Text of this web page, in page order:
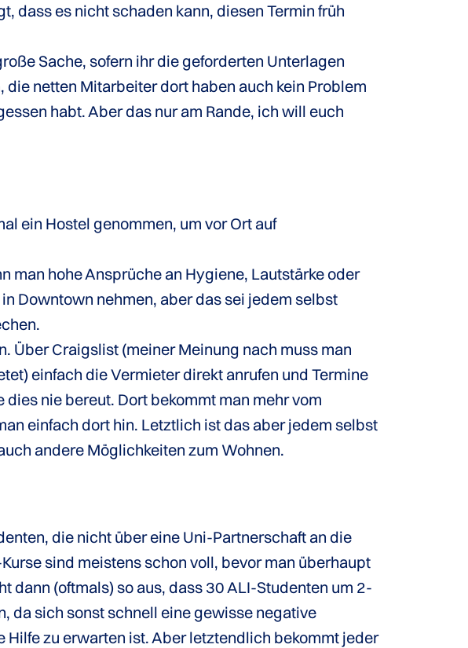
dass es nicht schaden kann, diesen Termin früh
Sache, sofern ihr die geforderten Unterlagen
netten Mitarbeiter dort haben auch kein Problem
habt. Aber das nur am Rande, ich will euch
ein Hostel genommen, um vor Ort auf
man hohe Ansprüche an Hygiene, Lautstärke oder
Downtown nehmen, aber das sei jedem selbst
Über Craigslist (meiner Meinung nach muss man
einfach die Vermieter direkt anrufen und Termine
nie bereut. Dort bekommt man mehr vom
einfach dort hin. Letztlich ist das aber jedem selbst
andere Möglichkeiten zum Wohnen.
die nicht über eine Uni-Partnerschaft an die
sind meistens schon voll, bevor man überhaupt
dann (oftmals) so aus, dass 30 ALI-Studenten um 2-
da sich sonst schnell eine gewisse negative
zu erwarten ist. Aber letztendlich bekommt jeder